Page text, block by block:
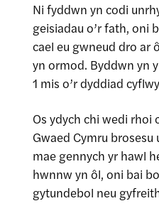
Ni fyddwn yn codi
geisiadau o’r fath, oni
cael eu gwneud dro ar
yn ormod. Byddwn yn
1 mis o’r dyddiad
Os ydych chi wedi rhoi
Gwaed Cymru
mae gennych yr hawl
hwnnw yn ôl, oni bai
gytundebol neu